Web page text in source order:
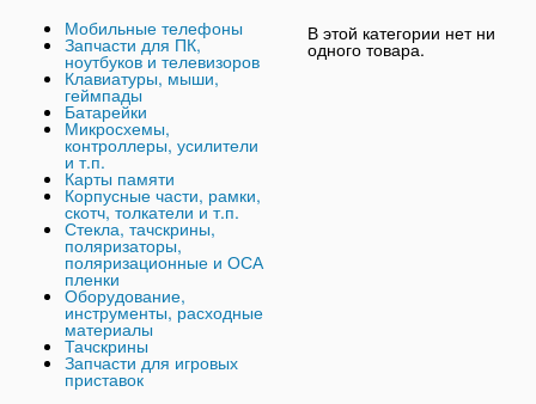
Мобильные телефоны
Запчасти для ПК,
ноутбуков и телевизоров
Клавиатуры, мыши,
геймпады
Батарейки
Микросхемы,
контроллеры, усилители
и т.п.
Карты памяти
Корпусные части, рамки,
скотч, толкатели и т.п.
Стекла, тачскрины,
поляризаторы,
поляризационные и ОСА
пленки
Оборудование,
инструменты, расходные
материалы
Тачскрины
Запчасти для игровых
приставок
В этой категории нет ни
одного товара.